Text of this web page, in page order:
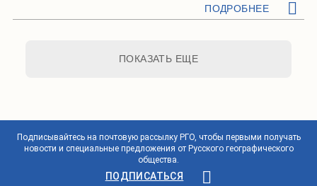
ПОДРОБНЕЕ
ПОКАЗАТЬ ЕЩЕ
Подписывайтесь на почтовую рассылку РГО, чтобы первыми получать
новости и специальные предложения от Русского географического
общества.
ПОДПИСАТЬСЯ